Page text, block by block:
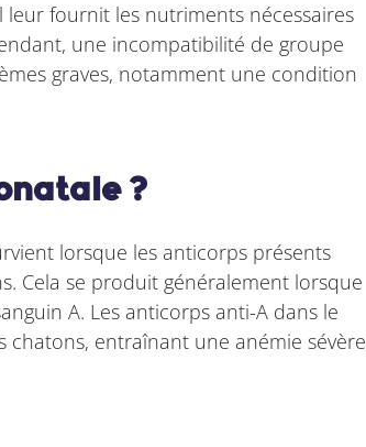
leur fournit les nutriments nécessaires
une incompatibilité de groupe
graves, notamment une condition
?
lorsque les anticorps présents
Cela se produit généralement lorsque
A. Les anticorps anti-A dans le
entraînant une anémie sévère